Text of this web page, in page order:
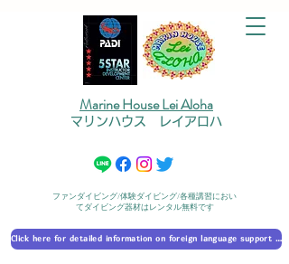
Marine House Lei Aloha
マリンハウス レイアロハ
ファンダイビング/体験ダイビング/各種講習におい
てダイビング器材はレンタル無料です
Click here for detailed information on foreign language support 外国語対応の詳細に​ついて